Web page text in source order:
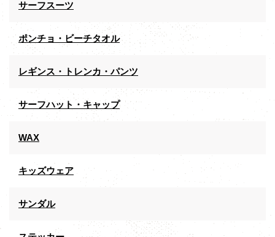
サーフスーツ
ポンチョ・ビーチタオル
レギンス・トレンカ・パンツ
サーフハット・キャップ
WAX
キッズウェア
サンダル